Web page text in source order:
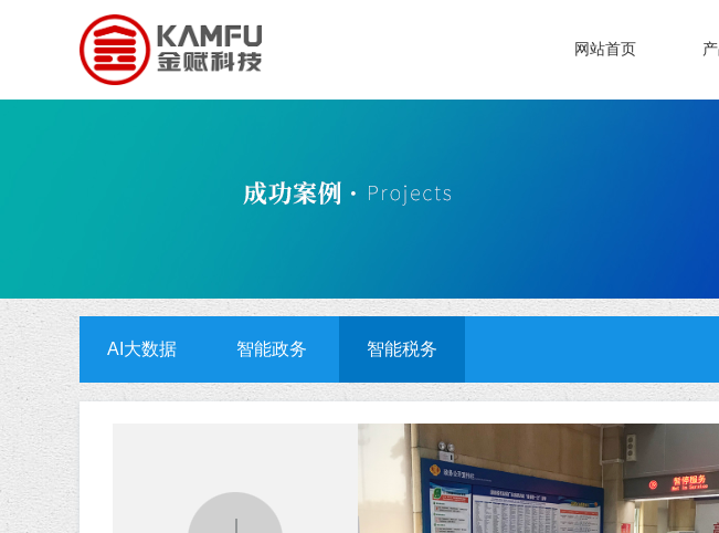
网站首页
AI大数据 智能政务 智能税务